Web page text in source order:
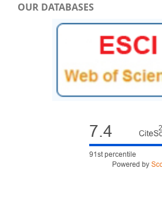
OUR DATABASES